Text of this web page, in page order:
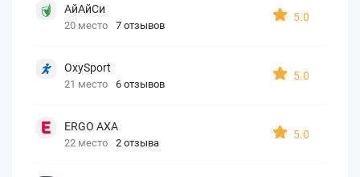
АйАйСи
20 место 7 отзывов
5.0
OxySport
21 место 6 отзывов
5.0
ERGO AXA
22 место 2 отзыва
5.0